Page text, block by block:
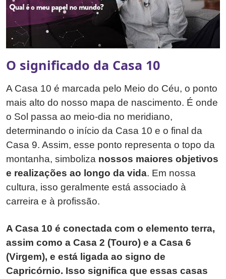
O significado da Casa 10
A Casa 10 é marcada pelo Meio do Céu, o ponto
mais alto do nosso mapa de nascimento. É onde
o Sol passa ao meio-dia no meridiano,
determinando o início da Casa 10 e o final da
Casa 9. Assim, esse ponto representa o topo da
montanha, simboliza nossos maiores objetivos
e realizações ao longo da vida. Em nossa
cultura, isso geralmente está associado à
carreira e à profissão.
A Casa 10 é conectada com o elemento terra,
assim como a Casa 2 (Touro) e a Casa 6
(Virgem), e está ligada ao signo de
Capricórnio. Isso significa que essas casas